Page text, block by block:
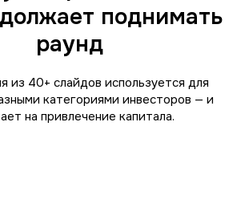
поднимать
раунд
из 40+ слайдов используется для
категориями инвесторов — и
на привлечение капитала.